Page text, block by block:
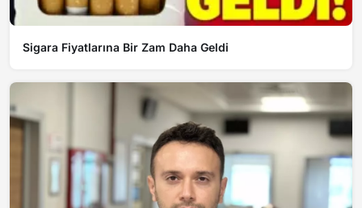
Sigara Fiyatlarına Bir Zam Daha Geldi